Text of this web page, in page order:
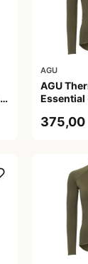
AGU
AGU
M
375,00